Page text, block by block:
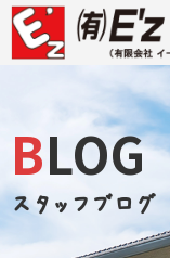
BLOG
スタッフブログ